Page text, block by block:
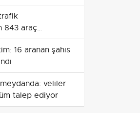
yitirdi
843 araç
16 aranan şahıs
veliler
talep ediyor